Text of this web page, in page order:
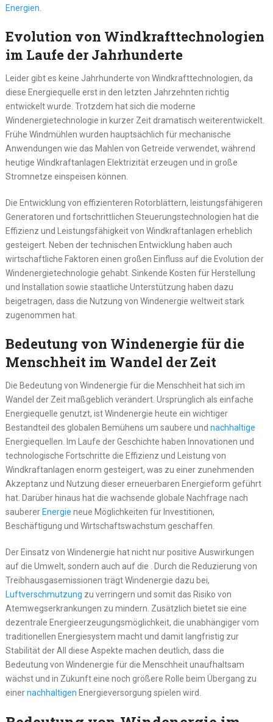
Energien.
Evolution von Windkrafttechnologien
im Laufe der Jahrhunderte
Leider gibt es keine Jahrhunderte von Windkrafttechnologien, da
diese Energiequelle erst in den letzten Jahrzehnten richtig
entwickelt wurde. Trotzdem hat sich die moderne
Windenergietechnologie in kurzer Zeit dramatisch weiterentwickelt.
Frühe Windmühlen wurden hauptsächlich für mechanische
Anwendungen wie das Mahlen von Getreide verwendet, während
heutige Windkraftanlagen Elektrizität erzeugen und in große
Stromnetze einspeisen können.
Die Entwicklung von effizienteren Rotorblättern, leistungsfähigeren
Generatoren und fortschrittlichen Steuerungstechnologien hat die
Effizienz und Leistungsfähigkeit von Windkraftanlagen erheblich
gesteigert. Neben der technischen Entwicklung haben auch
wirtschaftliche Faktoren einen großen Einfluss auf die Evolution der
Windenergietechnologie gehabt. Sinkende Kosten für Herstellung
und Installation sowie staatliche Unterstützung haben dazu
beigetragen, dass die Nutzung von Windenergie weltweit stark
zugenommen hat.
Bedeutung von Windenergie für die
Menschheit im Wandel der Zeit
Die Bedeutung von Windenergie für die Menschheit hat sich im
Wandel der Zeit maßgeblich verändert. Ursprünglich als einfache
Energiequelle genutzt, ist Windenergie heute ein wichtiger
Bestandteil des globalen Bemühens um saubere und nachhaltige
Energiequellen. Im Laufe der Geschichte haben Innovationen und
technologische Fortschritte die Effizienz und Leistung von
Windkraftanlagen enorm gesteigert, was zu einer zunehmenden
Akzeptanz und Nutzung dieser erneuerbaren Energieform geführt
hat. Darüber hinaus hat die wachsende globale Nachfrage nach
sauberer Energie neue Möglichkeiten für Investitionen,
Beschäftigung und Wirtschaftswachstum geschaffen.
Der Einsatz von Windenergie hat nicht nur positive Auswirkungen
auf die Umwelt, sondern auch auf die . Durch die Reduzierung von
Treibhausgasemissionen trägt Windenergie dazu bei,
Luftverschmutzung zu verringern und somit das Risiko von
Atemwegserkrankungen zu mindern. Zusätzlich bietet sie eine
dezentrale Energieerzeugungsmöglichkeit, die unabhängiger vom
traditionellen Energiesystem macht und damit langfristig zur
Stabilität der All diese Aspekte machen deutlich, dass die
Bedeutung von Windenergie für die Menschheit unaufhaltsam
wächst und in Zukunft eine noch größere Rolle beim Übergang zu
einernachhaltigen Energieversorgung spielen wird.